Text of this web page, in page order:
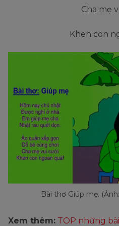
Cha mẹ
Khen con
Bài thơ Giúp mẹ.
Xem thêm: TOP những